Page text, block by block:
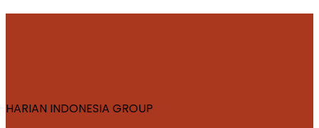
HARIAN INDONESIA GROUP